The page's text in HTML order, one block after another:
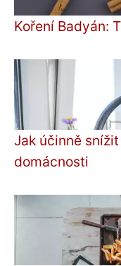
Koření Badyán:
Jak účinně
domácnosti